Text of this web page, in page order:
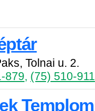
Tolnai u. 2.
879, (75) 510-911
Templom